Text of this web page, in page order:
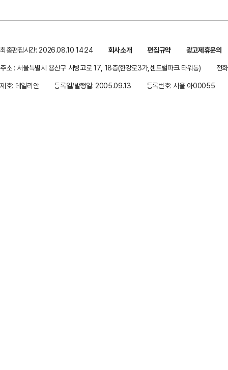
최종편집시간: 2026.08.10 14:24 회사소개 편집규약
광고제휴문의
주소 : 서울특별시 용산구 서빙고로 17, 18층(한강로3가,센트럴파크 타워동)
전
제호: 데일리안
등록일/발행일: 2005.09.13 등록번호: 서울 아00055